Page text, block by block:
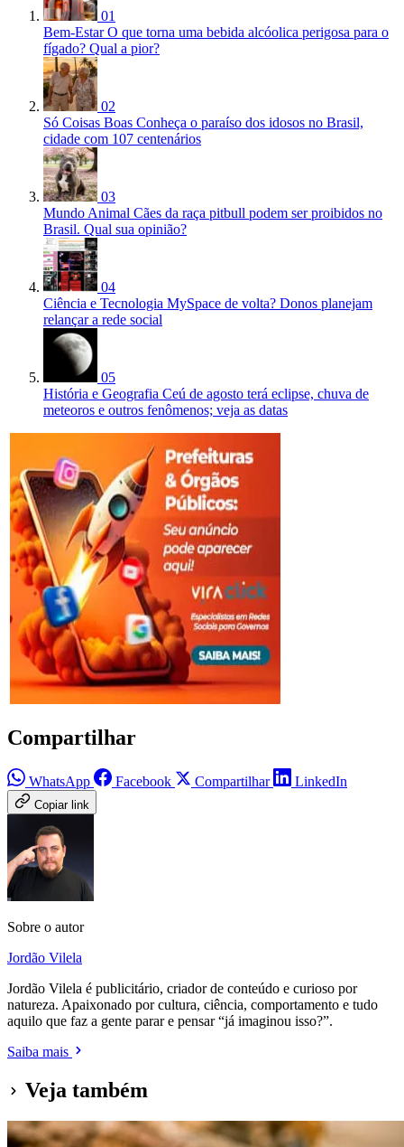
01
Bem-Estar O que torna uma bebida alcóolica perigosa para o
fígado? Qual a pior?
02
Só Coisas Boas Conheça o paraíso dos idosos no Brasil,
cidade com 107 centenários
03
Mundo Animal Cães da raça pitbull podem ser proibidos no
Brasil. Qual sua opinião?
04
Ciência e Tecnologia MySpace de volta? Donos planejam
relançar a rede social
05
História e Geografia Ceú de agosto terá eclipse, chuva de
meteoros e outros fenômenos; veja as datas
Compartilhar
WhatsApp Facebook Compartilhar LinkedIn
Copiar link
Sobre o autor
Jordão Vilela
Jordão Vilela é publicitário, criador de conteúdo e curioso por
natureza. Apaixonado por cultura, ciência, comportamento e tudo
aquilo que faz a gente parar e pensar “já imaginou isso?”.
Saiba mais
Veja também